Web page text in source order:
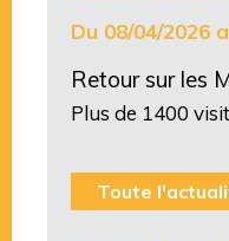
Du 08/04/2026
Retour sur les
Plus de 1400
Toute